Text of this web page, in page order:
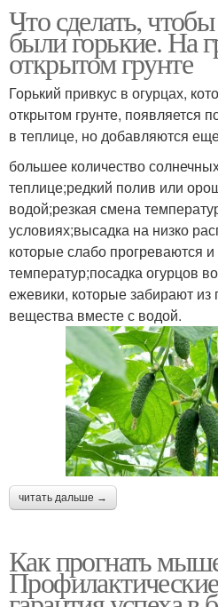
Что сделать,
были горькие. На
открытом грунте
Горький привкус в огурцах,
открытом грунте, появляется
в теплице, но добавляются
большее количество
теплице;редкий полив или
водой;резкая смена
условиях;высадка на низко
которые слабо прогреваются
температур;посадка огурцов
ежевики, которые забирают из
вещества вместе с водой.
читать дальше →
Как прогнать